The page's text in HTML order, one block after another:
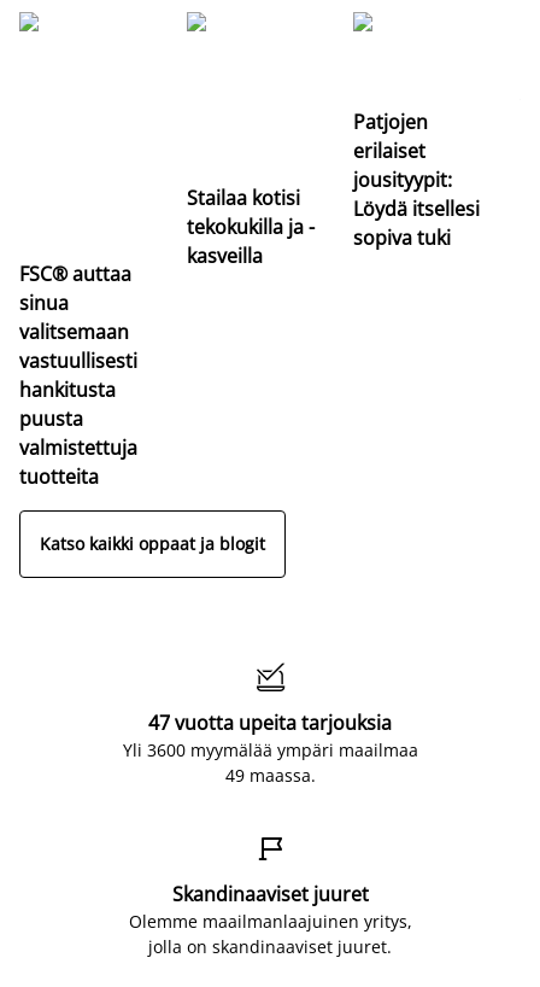
FSC® auttaa
sinua
valitsemaan
vastuullisesti
hankitusta
puusta
valmistettuja
tuotteita
Stailaa kotisi
tekokukilla ja -
kasveilla
Patjojen
erilaiset
jousityypit:
Löydä itsellesi
sopiva tuki
Katso kaikki oppaat ja blogit

47 vuotta upeita tarjouksia
Yli 3600 myymälää ympäri maailmaa
49 maassa.

Skandinaaviset juuret
Olemme maailmanlaajuinen yritys,
jolla on skandinaaviset juuret.